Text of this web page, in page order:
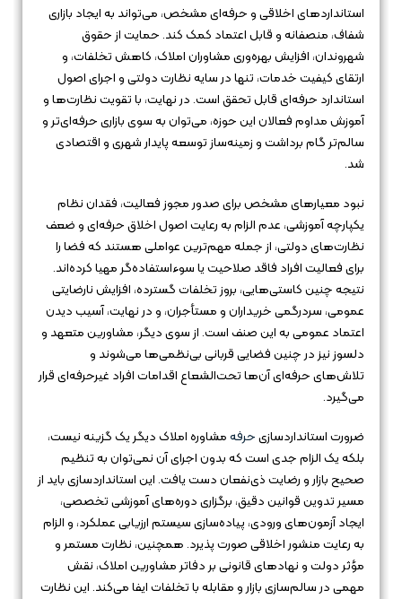
استانداردهای اخلاقی و حرفه‌ای مشخص، می‌تواند به ایجاد بازاری
شفاف، منصفانه و قابل اعتماد کمک کند. حمایت از حقوق
شهروندان، افزایش بهره‌وری مشاوران املاک، کاهش تخلفات، و
ارتقای کیفیت خدمات، تنها در سایه نظارت دولتی و اجرای اصول
استاندارد حرفه‌ای قابل تحقق است. در نهایت، با تقویت نظارت‌ها و
آموزش مداوم فعالان این حوزه، می‌توان به سوی بازاری حرفه‌ای‌تر و
سالم‌تر گام برداشت و زمینه‌ساز توسعه پایدار شهری و اقتصادی
شد.
نبود معیارهای مشخص برای صدور مجوز فعالیت، فقدان نظام
یکپارچه آموزشی، عدم الزام به رعایت اصول اخلاق حرفه‌ای و ضعف
نظارت‌های دولتی، از جمله مهم‌ترین عواملی هستند که فضا را
برای فعالیت افراد فاقد صلاحیت یا سوء‌استفاده‌گر مهیا کرده‌اند.
نتیجه چنین کاستی‌هایی، بروز تخلفات گسترده، افزایش نارضایتی
عمومی، سردرگمی خریداران و مستأجران، و در نهایت، آسیب دیدن
اعتماد عمومی به این صنف است. از سوی دیگر، مشاورین متعهد و
دلسوز نیز در چنین فضایی قربانی بی‌نظمی‌ها می‌شوند و
تلاش‌های حرفه‌ای آن‌ها تحت‌الشعاع اقدامات افراد غیرحرفه‌ای قرار
می‌گیرد.
ضرورت استانداردسازیحرفهمشاوره املاک دیگر یک گزینه نیست،
بلکه یک الزام جدی است که بدون اجرای آن نمی‌توان به تنظیم
صحیح بازار و رضایت ذی‌نفعان دست یافت. این استانداردسازی باید از
مسیر تدوین قوانین دقیق، برگزاری دوره‌های آموزشی تخصصی،
ایجاد آزمون‌های ورودی، پیاده‌سازی سیستم ارزیابی عملکرد، و الزام
به رعایت منشور اخلاقی صورت پذیرد. همچنین، نظارت مستمر و
مؤثر دولت و نهادهای قانونی بر دفاتر مشاورین املاک، نقش
مهمی در سالم‌سازی بازار و مقابله با تخلفات ایفا می‌کند. این نظارت